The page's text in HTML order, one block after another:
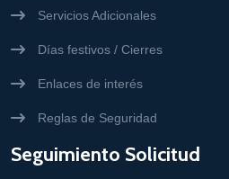
Servicios Adicionales
Días festivos / Cierres
Enlaces de interés
Reglas de Seguridad
Seguimiento Solicitud